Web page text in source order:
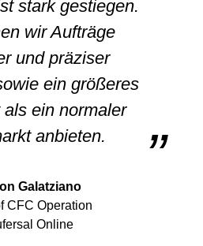
stark gestiegen.
wir Aufträge
und präziser
ein größeres
ein normaler
anbieten.
Galatziano
CFC Operation
Online